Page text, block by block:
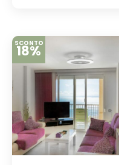
SCONTO
18%